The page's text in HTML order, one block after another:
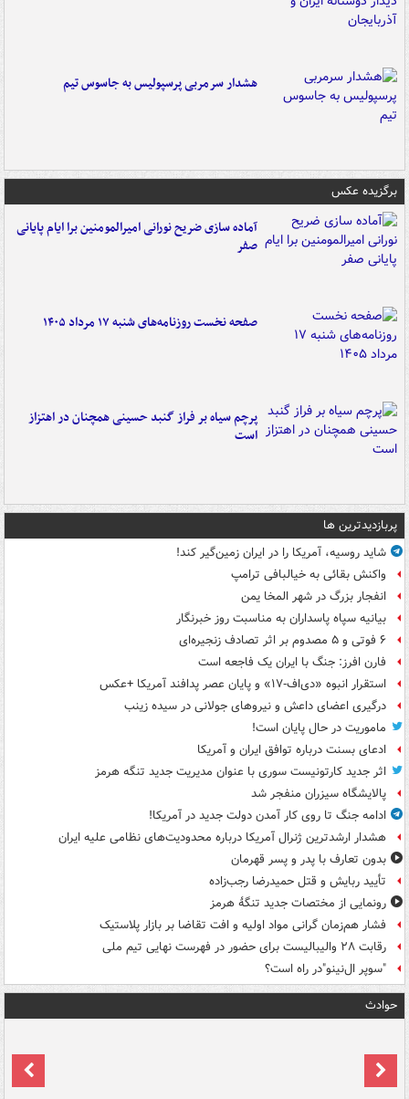
هشدار سرمربی پرسپولیس به جاسوس تیم
برگزیده عکس
آماده سازی ضریح نورانی امیرالمومنین برا ایام پایانی
صفر
صفحه نخست روزنامه‌های شنبه ۱۷ مرداد ۱۴۰۵
پرچم سیاه بر فراز گنبد حسینی همچنان در اهتزاز
است
پربازدیدترین ها
شاید روسیه، آمریکا را در ایران زمین‌گیر کند!
واکنش بقائی به خیالبافی ترامپ
انفجار بزرگ در شهر المخا یمن
بیانیه سپاه پاسداران به مناسبت روز خبرنگار
۶ فوتی و ۵ مصدوم بر اثر تصادف زنجیره‌ای
فارن افرز: جنگ با ایران یک فاجعه است
استقرار انبوه «دی‌اف‑۱۷» و پایان عصر پدافند آمریکا +عکس
درگیری اعضای داعش و نیروهای جولانی در سیده زینب
ماموریت در حال پایان است!
ادعای بسنت درباره توافق ایران و آمریکا
اثر جدید کارتونیست سوری با عنوان مدیریت جدید تنگه هرمز
پالایشگاه سیزران منفجر شد
ادامه جنگ تا روی کار آمدن دولت جدید در آمریکا!
هشدار ارشدترین ژنرال آمریکا درباره محدودیت‌های نظامی علیه ایران
بدون تعارف با پدر و پسر قهرمان
تأیید ربایش و قتل حمیدرضا رجب‌زاده
رونمایی از مختصات جدید تنگۀ هرمز
فشار هم‌زمان گرانی مواد اولیه و افت تقاضا بر بازار پلاستیک
رقابت ۲۸ والیبالیست برای حضور در فهرست نهایی تیم ملی
"سوپر ال‌نینو"در راه است؟
حوادث